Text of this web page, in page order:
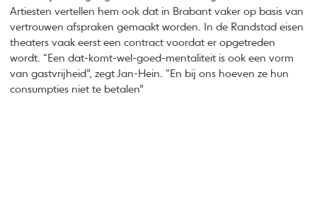
Artiesten vertellen hem ook dat in Brabant vaker op basis van
vertrouwen afspraken gemaakt worden. In de Randstad eisen
theaters vaak eerst een contract voordat er opgetreden
wordt. “Een dat-komt-wel-goed-mentaliteit is ook een vorm
van gastvrijheid”, zegt Jan-Hein. “En bij ons hoeven ze hun
consumpties niet te betalen”